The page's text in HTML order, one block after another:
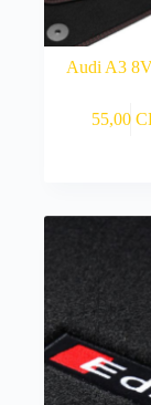
Audi A3
55,00
Die
der
Produktseite
gewählt
werden